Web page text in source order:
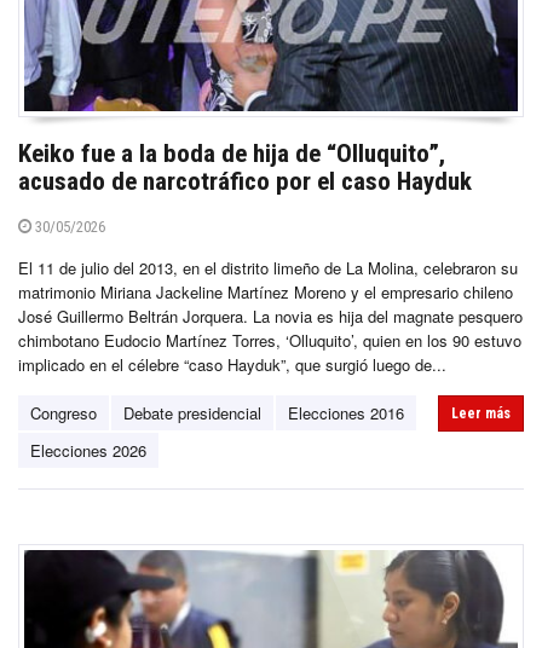
Keiko fue a la boda de hija de “Olluquito”,
acusado de narcotráfico por el caso Hayduk
30/05/2026
El 11 de julio del 2013, en el distrito limeño de La Molina, celebraron su
matrimonio Miriana Jackeline Martínez Moreno y el empresario chileno
José Guillermo Beltrán Jorquera. La novia es hija del magnate pesquero
chimbotano Eudocio Martínez Torres, ‘Olluquito’, quien en los 90 estuvo
implicado en el célebre “caso Hayduk”, que surgió luego de...
Congreso Debate presidencial
Elecciones 2016
Elecciones 2026
Leer más